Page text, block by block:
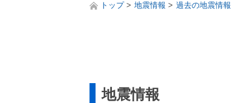
トップ 地震情報 過去の地震情報
地震情報